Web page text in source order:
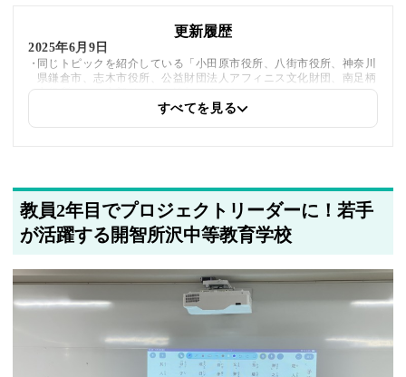
更新履歴
2025年6月9日
同じトピックを紹介している「小田原市役所、八街市役所、神奈川
県鎌倉市、志木市役所、公益財団法人アフィニス文化財団、南足柄
市役所」への内部リンクを追加しました
すべてを見る
教員2年目でプロジェクトリーダーに！若手
が活躍する開智所沢中等教育学校